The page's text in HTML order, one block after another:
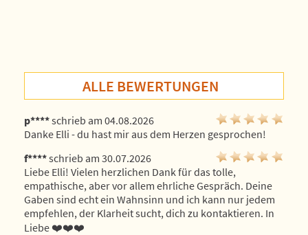
ALLE BEWERTUNGEN
p****schrieb am 04.08.2026
Danke Elli - du hast mir aus dem Herzen gesprochen!
f****schrieb am 30.07.2026
Liebe Elli! Vielen herzlichen Dank für das tolle,
empathische, aber vor allem ehrliche Gespräch. Deine
Gaben sind echt ein Wahnsinn und ich kann nur jedem
empfehlen, der Klarheit sucht, dich zu kontaktieren. In
Liebe ❤️❤️❤️